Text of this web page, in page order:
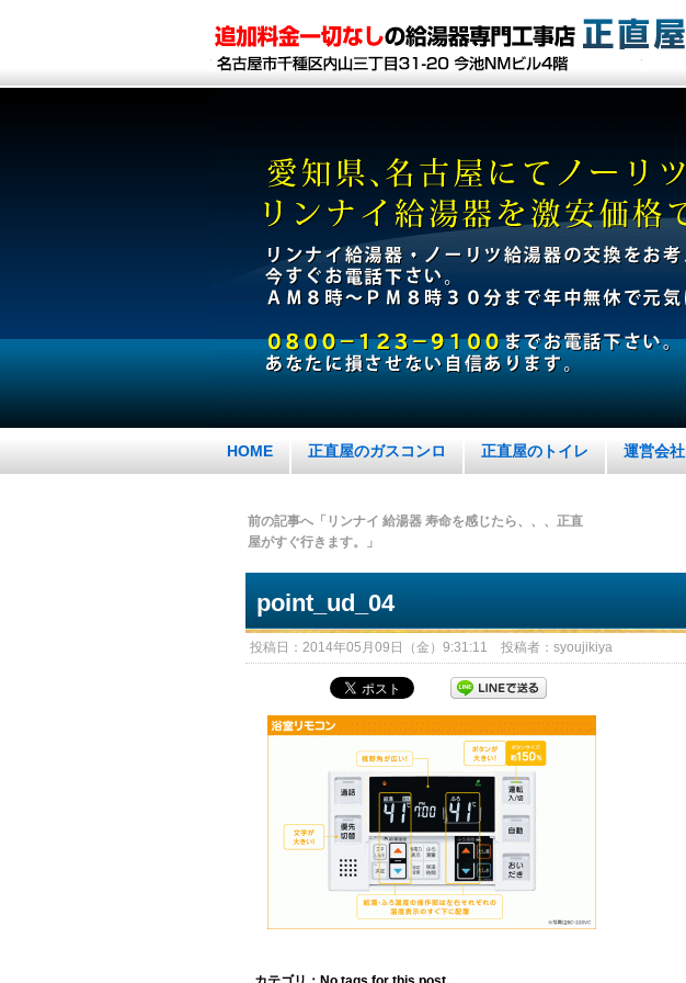
HOME 正直屋のガスコンロ 正直屋のトイレ 運営会社
前の記事へ「リンナイ 給湯器 寿命を感じたら、、、正直
屋がすぐ行きます。」
point_ud_04
投稿日：2014年05月09日（金）9:31:11 投稿者：syoujikiya